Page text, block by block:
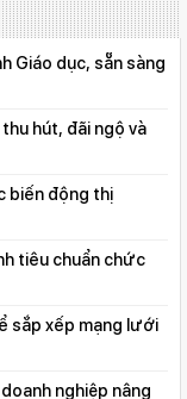
Giáo dục, sẵn sàng
hút, đãi ngộ và
biến động thị
tiêu chuẩn chức
sắp xếp mạng lưới
nghiệp nâng